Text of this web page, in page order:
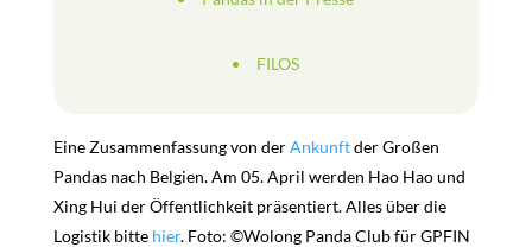
FILOS
Eine Zusammenfassung von derAnkunftder Großen
Pandas nach Belgien. Am 05. April werden Hao Hao und
Xing Hui der Öffentlichkeit präsentiert. Alles über die
Logistik bitte hier. Foto: ©Wolong Panda Club für GPFIN